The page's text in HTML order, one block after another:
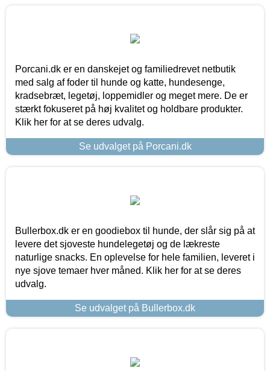
Porcani.dk er en danskejet og familiedrevet netbutik
med salg af foder til hunde og katte, hundesenge,
kradsebræt, legetøj, loppemidler og meget mere. De er
stærkt fokuseret på høj kvalitet og holdbare produkter.
Klik her for at se deres udvalg.
Se udvalget på Porcani.dk
Bullerbox.dk er en goodiebox til hunde, der slår sig på at
levere det sjoveste hundelegetøj og de lækreste
naturlige snacks. En oplevelse for hele familien, leveret i
nye sjove temaer hver måned. Klik her for at se deres
udvalg.
Se udvalget på Bullerbox.dk